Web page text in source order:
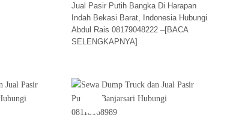
Jual Pasir Putih Bangka Di Harapan
Indah Bekasi Barat, Indonesia Hubungi
Abdul Rais 08179048222 –[BACA
SELENGKAPNYA]